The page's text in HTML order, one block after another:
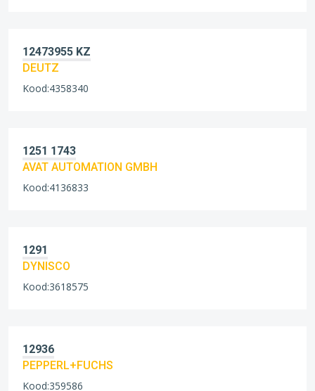
12473955 KZ
DEUTZ
Kood:4358340
1251 1743
AVAT AUTOMATION GMBH
Kood:4136833
1291
DYNISCO
Kood:3618575
12936
PEPPERL+FUCHS
Kood:359586